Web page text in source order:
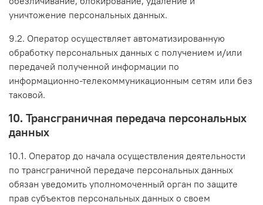
уничтожение персональных данных.
9.2. Оператор осуществляет автоматизированную
обработку персональных данных с получением и/или
передачей полученной информации по
информационно-телекоммуникационным сетям или без
таковой.
10. Трансграничная передача персональных
данных
10.1. Оператор до начала осуществления деятельности
по трансграничной передаче персональных данных
обязан уведомить уполномоченный орган по защите
прав субъектов персональных данных о своем